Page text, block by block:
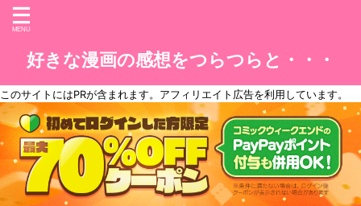
好きな漫画の感想をつらつらと・・・
このサイトにはPRが含まれます。アフィリエイト広告を利用しています。